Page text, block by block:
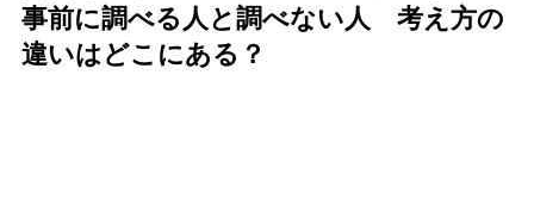
事前に調べる人と調べない人 考え方の
違いはどこにある？